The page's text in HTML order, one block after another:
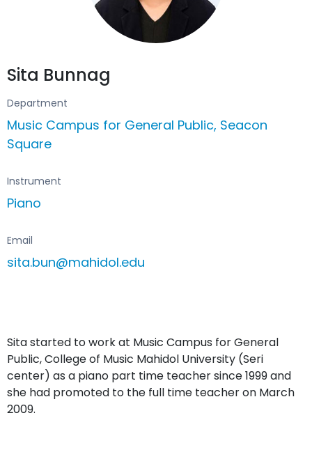
Sita Bunnag
Department
Music Campus for General Public, Seacon
Square
Instrument
Piano
Email
sita.bun@mahidol.edu
Sita started to work at Music Campus for General
Public, College of Music Mahidol University (Seri
center) as a piano part time teacher since 1999 and
she had promoted to the full time teacher on March
2009.